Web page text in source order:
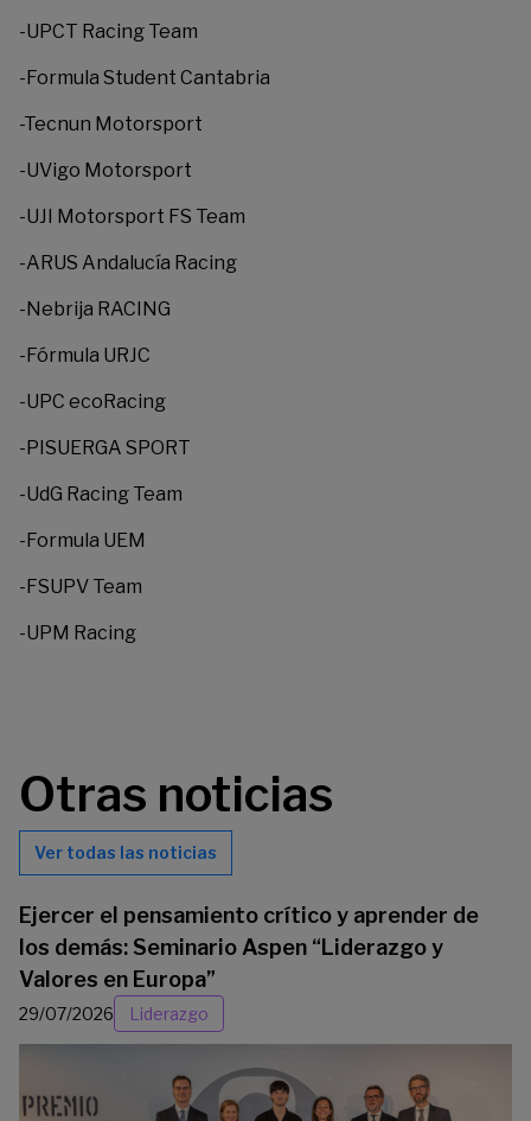
-UPCT Racing Team
-Formula Student Cantabria
-Tecnun Motorsport
-UVigo Motorsport
-UJI Motorsport FS Team
-ARUS Andalucía Racing
-Nebrija RACING
-Fórmula URJC
-UPC ecoRacing
-PISUERGA SPORT
-UdG Racing Team
-Formula UEM
-FSUPV Team
-UPM Racing
Otras noticias
Ver todas las noticias
Ejercer el pensamiento crítico y aprender de
los demás: Seminario Aspen “Liderazgo y
Valores en Europa”
29/07/2026 Liderazgo